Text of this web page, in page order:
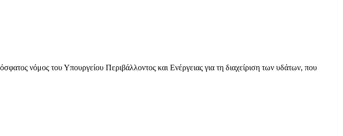
νόμος του Υπουργείου Περιβάλλοντος και Ενέργειας για τη διαχείριση των υδάτων, που